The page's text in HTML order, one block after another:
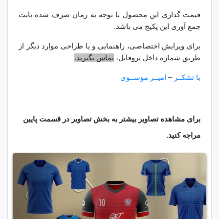
قیمت گذاری این محصول با توجه به زمان صرف شده بابت
جمع آوری این پکیج می باشد.
برای ویرایش اختصاصی، راهنمایی و یا طراحی موارد دیگر از
طریق شماره داخل پروفایل، تماس بگیرید.
با تشکــر – امیــر موســوی
برای مشاهده تصاویر بیشتر به بخش تصاویر در قسمت پایین
مراجه کنید.